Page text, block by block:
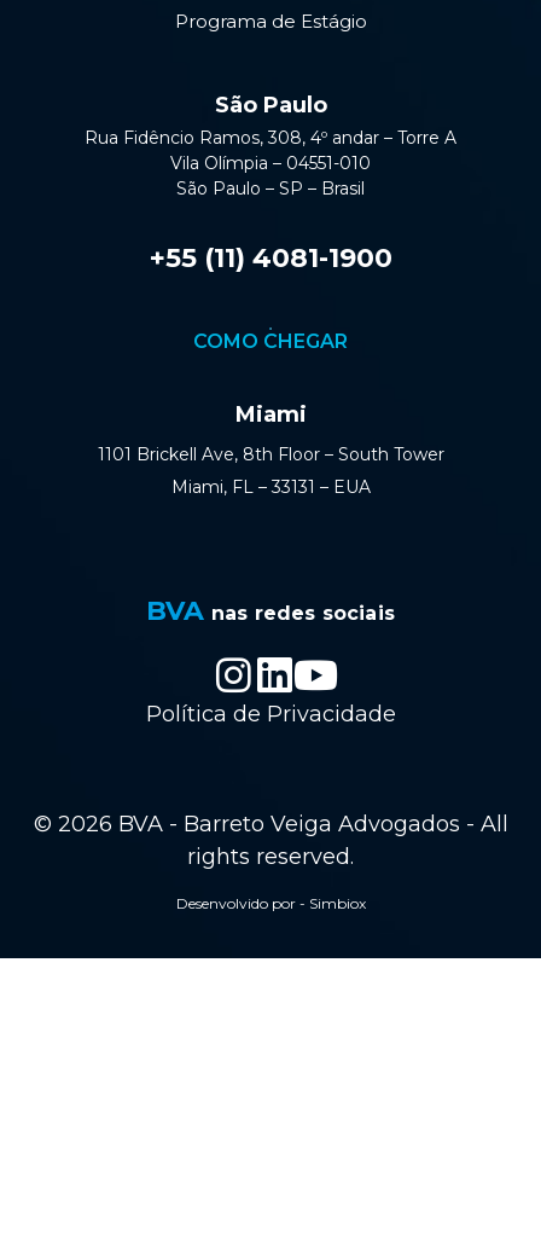
Programa de Estágio
São Paulo
Rua Fidêncio Ramos, 308, 4º andar – Torre A
Vila Olímpia – 04551-010
São Paulo – SP – Brasil
+55 (11) 4081-1900
COMO CHEGAR
Miami
1101 Brickell Ave, 8th Floor – South Tower
Miami, FL – 33131 – EUA
BVA nas redes sociais
Política de Privacidade
© 2026 BVA - Barreto Veiga Advogados - All
rights reserved.
Desenvolvido por - Simbiox